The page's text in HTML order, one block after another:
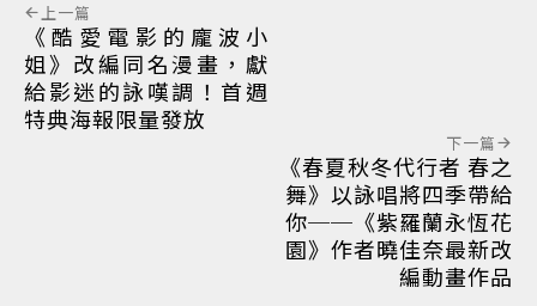
上一篇
《酷愛電影的龐波小
姐》改編同名漫畫，獻
給影迷的詠嘆調！首週
特典海報限量發放
下一篇
《春夏秋冬代行者 春之
舞》以詠唱將四季帶給
你──《紫羅蘭永恆花
園》作者曉佳奈最新改
編動畫作品